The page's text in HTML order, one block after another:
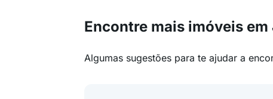
Encontre mais imóveis
Algumas sugestões para te ajudar a